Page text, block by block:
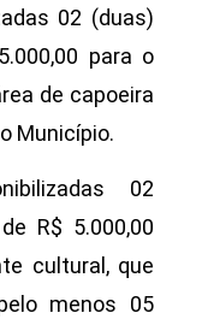
02 (duas)
para o
de capoeira
Município.
02
R$ 5.000,00
cultural, que
menos 05